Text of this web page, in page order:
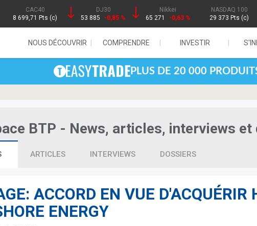
CAC40
8 699,71 Pts (c)
DJ30
53 885
-0,85 %
Nikkei
65 271
-0,63 %
NASDAQ 100
29 373 Pts (c)
NOUS DÉCOUVRIR COMPRENDRE INVESTIR
PLUS DE 20 000
BTP - News, articles, interviews
ARTICLES INTERVIEWS DOSSIERS
ACCORD EN VUE D'ACQUÉRIR
ENERGY